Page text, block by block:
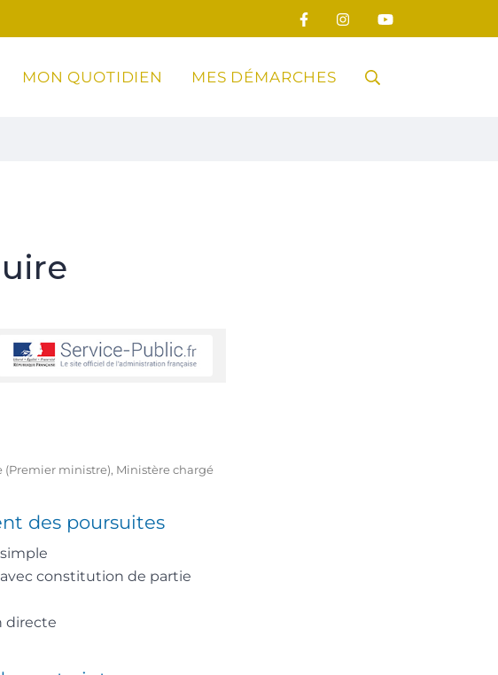
MON QUOTIDIEN MES DÉMARCHES RECHERCHE
(Premier ministre), Ministère chargé
des poursuites
constitution de partie
directe